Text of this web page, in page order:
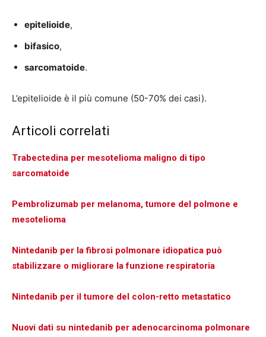
epitelioide,
bifasico,
sarcomatoide.
L’epitelioide è il più comune (50-70% dei casi).
Articoli correlati
Trabectedina per mesotelioma maligno di tipo
sarcomatoide
Pembrolizumab per melanoma, tumore del polmone e
mesotelioma
Nintedanib per la fibrosi polmonare idiopatica può
stabilizzare o migliorare la funzione respiratoria
Nintedanib per il tumore del colon-retto metastatico
Nuovi dati su nintedanib per adenocarcinoma polmonare